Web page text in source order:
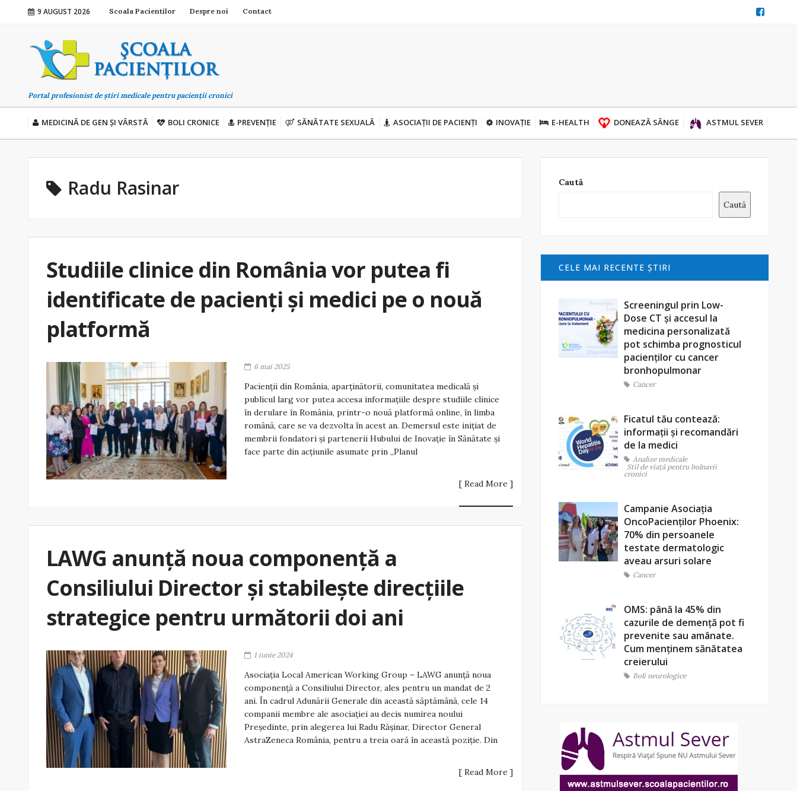
9 AUGUST 2026 Scoala Pacientilor Despre noi Contact
Portal profesionist de știri medicale pentru pacienții cronici
MEDICINĂ DE GEN ȘI VÂRSTĂ BOLI CRONICE PREVENȚIE SĂNĂTATE SEXUALĂ ASOCIAȚII DE PACIENȚI INOVAȚIE E-HEALTH DONEAZĂ SÂNGE ASTMUL SEVER
Radu Rasinar
Studiile clinice din România vor putea fi
identificate de pacienți și medici pe o nouă
platformă
6 mai 2025
Pacienții din România, aparținătorii, comunitatea medicală și
publicul larg vor putea accesa informațiile despre studiile clinice
în derulare în România, printr-o nouă platformă online, în limba
română, care se va dezvolta în acest an. Demersul este inițiat de
membrii fondatori și partenerii Hubului de Inovație în Sănătate și
face parte din acțiunile asumate prin „Planul
[ Read More ]
LAWG anunță noua componență a
Consiliului Director și stabilește direcțiile
strategice pentru următorii doi ani
1 iunie 2024
Asociația Local American Working Group – LAWG anunță noua
componență a Consiliului Director, ales pentru un mandat de 2
ani. În cadrul Adunării Generale din această săptămână, cele 14
companii membre ale asociației au decis numirea noului
Președinte, prin alegerea lui Radu Rășinar, Director General
AstraZeneca România, pentru a treia oară în această poziție. Din
[ Read More ]
Caută
Caută
CELE MAI RECENTE ŞTIRI
Screeningul prin Low-
Dose CT și accesul la
medicina personalizată
pot schimba prognosticul
pacienților cu cancer
bronhopulmonar
Cancer
Ficatul tău contează:
informații și recomandări
de la medici
Analize medicale
Stil de viaţă pentru bolnavii
cronici
Campanie Asociația
OncoPacienților Phoenix:
70% din persoanele
testate dermatologic
aveau arsuri solare
Cancer
OMS: până la 45% din
cazurile de demență pot fi
prevenite sau amânate.
Cum menținem sănătatea
creierului
Boli neurologice